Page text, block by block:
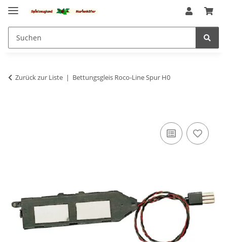
Zurück zur Liste Bettungsgleis Roco-Line Spur H0